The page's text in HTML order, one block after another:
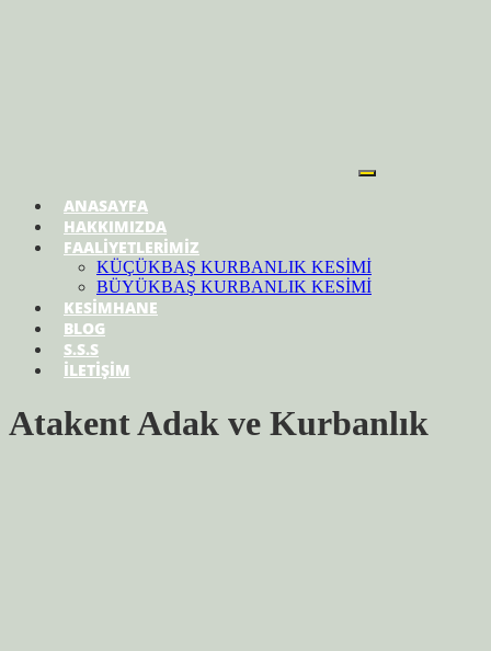
ANASAYFA
HAKKIMIZDA
FAALİYETLERİMİZ
KÜÇÜKBAŞ KURBANLIK KESİMİ
BÜYÜKBAŞ KURBANLIK KESİMİ
KESİMHANE
BLOG
S.S.S
İLETİŞİM
Atakent Adak ve Kurbanlık